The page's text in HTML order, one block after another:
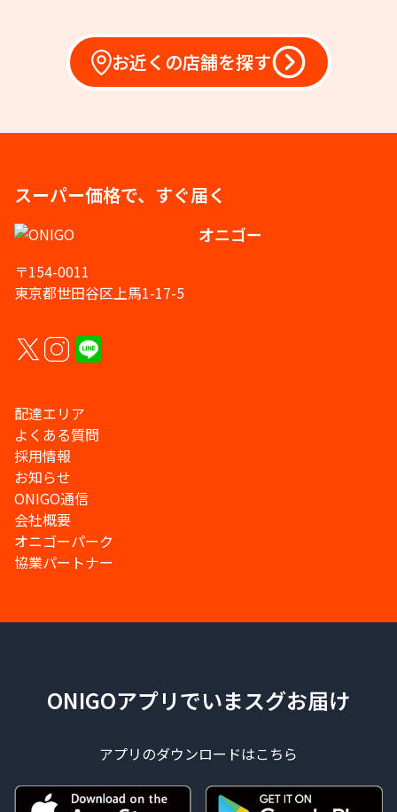
お近くの店舗を探す
スーパー価格で、すぐ届く
オニゴー
〒154-0011
東京都世田谷区上馬1-17-5
配達エリア
よくある質問
採用情報
お知らせ
ONIGO通信
会社概要
オニゴーパーク
協業パートナー
ONIGOアプリでいまスグお届け
アプリのダウンロードはこちら